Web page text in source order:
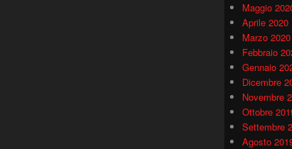
Maggio
Aprile 2020
Marzo 2020
Febbraio
Gennaio
Dicembre
Novembre
Ottobre
Settembre
Agosto